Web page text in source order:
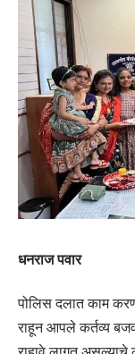
धनराज पवार
पोलिस दलात काम
राहून आपले कर्तव्य